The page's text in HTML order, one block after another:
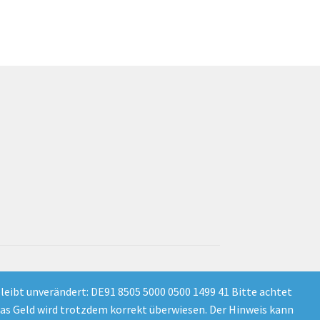
unverändert: DE91 8505 5000 0500 1499 41 Bitte achtet
Geld wird trotzdem korrekt überwiesen. Der Hinweis kann